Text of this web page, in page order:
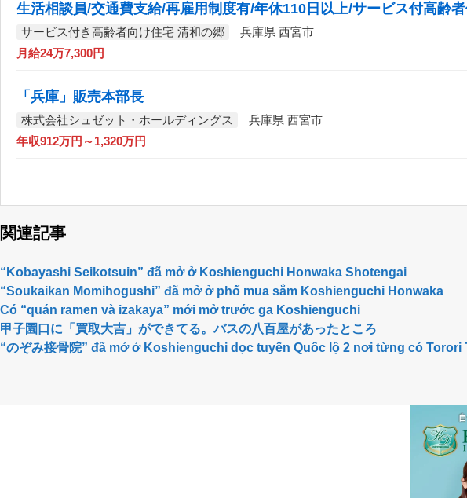
生活相談員/交通費支給/再雇用制度有/年休110日以上/サービス付高齢
サービス付き高齢者向け住宅 清和の郷
兵庫県 西宮市
月給24万7,300円
「兵庫」販売本部長
株式会社シュゼット・ホールディングス
兵庫県 西宮市
年収912万円～1,320万円
関連記事
“Kobayashi Seikotsuin” đã mở ở Koshienguchi Honwaka Shotengai
“Soukaikan Momihogushi” đã mở ở phố mua sắm Koshienguchi Honwaka
Có “quán ramen và izakaya” mới mở trước ga Koshienguchi
甲子園口に「買取大吉」ができてる。バスの八百屋があったところ
“のぞみ接骨院” đã mở ở Koshienguchi dọc tuyến Quốc lộ 2 nơi từng có Torori